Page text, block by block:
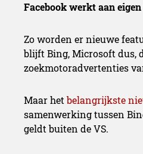
Facebook werkt aan
Zo worden er nieuwe
blijft Bing, Microsoft dus,
zoekmotoradvertenties
Maar hetbelangrijkste
samenwerking tussen
geldt buiten de VS.